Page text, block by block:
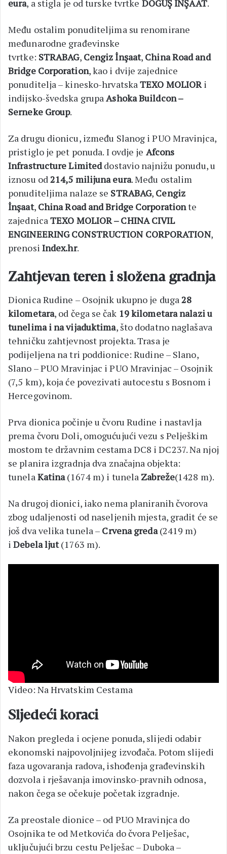
eura, a stigla je od turske tvrtke DOGUŞ İNŞAAT.
Među ostalim ponuditeljima su renomirane
međunarodne građevinske
tvrtke: STRABAG, Cengiz İnşaat, China Road and
Bridge Corporation, kao i dvije zajednice
ponuditelja – kinesko-hrvatskaTEXO MOLIOR i
indijsko-švedska grupaAshoka Buildcon –
Serneke Group.
Za drugu dionicu, između Slanog i PUO Mravinjca,
pristiglo je pet ponuda. I ovdje je Afcons
Infrastructure Limiteddostavio najnižu ponudu, u
iznosu od 214,5 milijuna eura. Među ostalim
ponuditeljima nalaze se STRABAG, Cengiz
İnşaat, China Road and Bridge Corporationte
zajednica TEXO MOLIOR – CHINA CIVIL
ENGINEERING CONSTRUCTION CORPORATION,
prenosi Index.hr.
Zahtjevan teren i složena gradnja
Dionica Rudine – Osojnik ukupno je duga28
kilometara, od čega se čak 19 kilometara nalazi u
tunelima i na vijaduktima, što dodatno naglašava
tehničku zahtjevnost projekta. Trasa je
podijeljena na tri poddionice: Rudine – Slano,
Slano – PUO Mravinjac i PUO Mravinjac – Osojnik
(7,5 km), koja će povezivati autocestu s Bosnom i
Hercegovinom.
Prva dionica počinje u čvoru Rudine i nastavlja
prema čvoru Doli, omogućujući vezu s Pelješkim
mostom te državnim cestama DC8 i DC237. Na njoj
se planira izgradnja dva značajna objekta:
tunelaKatina(1674 m) i tunela Zabreže(1428 m).
Na drugoj dionici, iako nema planiranih čvorova
zbog udaljenosti od naseljenih mjesta, gradit će se
još dva velika tunela – Crvena greda(2419 m)
iDebela ljut(1763 m).
Video: Na Hrvatskim Cestama
Sljedeći koraci
Nakon pregleda i ocjene ponuda, slijedi odabir
ekonomski najpovoljnijeg izvođača. Potom slijedi
faza ugovaranja radova, ishođenja građevinskih
dozvola i rješavanja imovinsko-pravnih odnosa,
nakon čega se očekuje početak izgradnje.
Za preostale dionice – od PUO Mravinjca do
Osojnika te od Metkovića do čvora Pelješac,
uključujući brzu cestu Pelješac – Duboka –